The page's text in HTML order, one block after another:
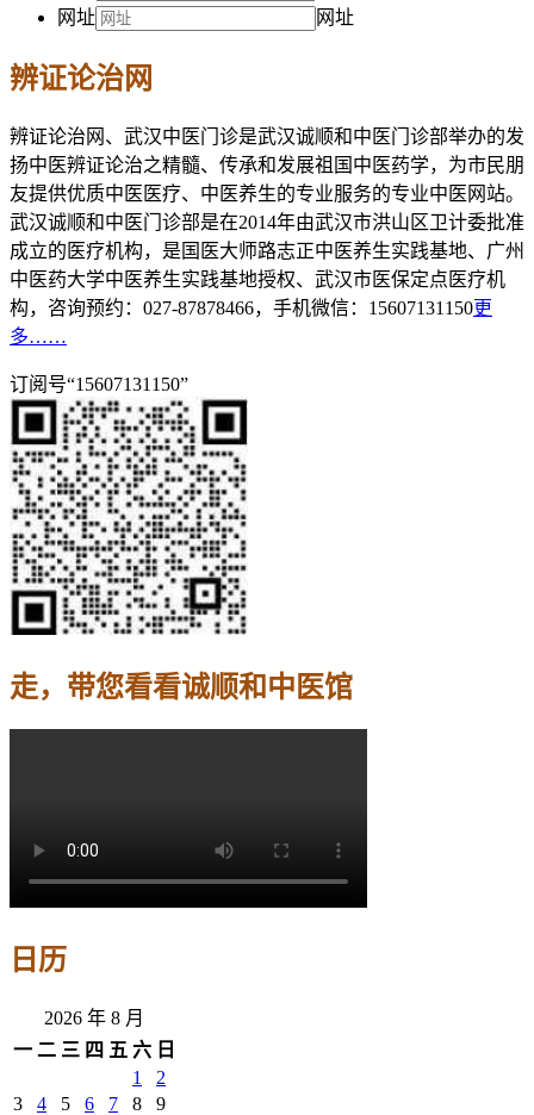
网址
网址
辨证论治网
辨证论治网、武汉中医门诊是武汉诚顺和中医门诊部举办的发
扬中医辨证论治之精髓、传承和发展祖国中医药学，为市民朋
友提供优质中医医疗、中医养生的专业服务的专业中医网站。
武汉诚顺和中医门诊部是在2014年由武汉市洪山区卫计委批准
成立的医疗机构，是国医大师路志正中医养生实践基地、广州
中医药大学中医养生实践基地授权、武汉市医保定点医疗机
构，咨询预约：027-87878466，手机微信：15607131150更
多……
订阅号“15607131150”
走，带您看看诚顺和中医馆
日历
2026 年 8 月
一 二 三 四 五 六 日
1
2
3
4 5 6 7 8
9